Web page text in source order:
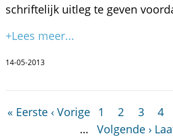
schriftelijk uitleg te geven
+Lees meer...
14-05-2013
« Eerste ‹ Vorige 1 2 3 4
…
Volgende ›